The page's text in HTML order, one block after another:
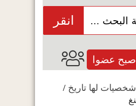
انقر
اصبح عضوا
شخصيات لها تاريخ /